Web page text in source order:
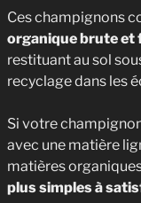
Ces champignons
organique brute et
restituant au sol
recyclage dans les
Si votre
avec une matière
matières
plus simples à